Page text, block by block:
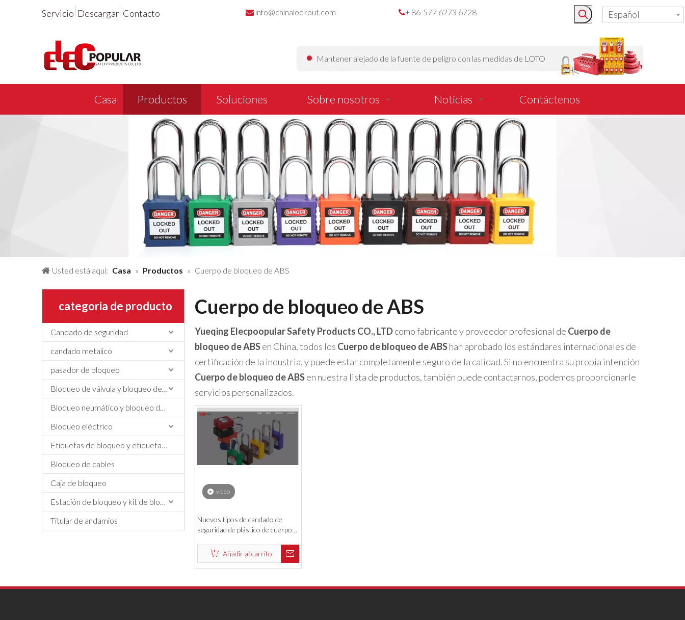
Servicio Descargar Contacto  info@chinalockout.com + 86-577 6273 6728 Español
Mantener alejado de la fuente de peligro con las medidas de LOTO
Casa Productos Soluciones Sobre nosotros Noticias Contáctenos
Usted está aquí: Casa » Productos » Cuerpo de bloqueo de ABS
categoria de producto
Candado de seguridad
candado metalico
pasador de bloqueo
Bloqueo de válvula y bloqueo de manguera
Bloqueo neumático y bloqueo de cilindros
Bloqueo eléctrico
Etiquetas de bloqueo y etiquetado, etiquetas y letreros
Bloqueo de cables
Caja de bloqueo
Estación de bloqueo y kit de bloqueo
Titular de andamios
Cuerpo de bloqueo de ABS
Yueqing Elecpoopular Safety Products CO., LTDcomo fabricante y proveedor profesional de Cuerpo de
bloqueo de ABSen China, todos los Cuerpo de bloqueo de ABShan aprobado los estándares internacionales de
certificación de la industria, y puede estar completamente seguro de la calidad. Si no encuentra su propia intención
Cuerpo de bloqueo de ABSen nuestra lista de productos, también puede contactarnos, podemos proporcionarle
servicios personalizados.
vídeo
Nuevos tipos de candado de
seguridad de plástico de cuerpo
de metal de acero
Añadir al carrito